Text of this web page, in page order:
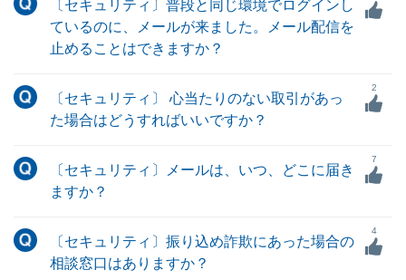
〔セキュリティ〕普段と同じ環境でログインし
ているのに、メールが来ました。メール配信を
止めることはできますか？
〔セキュリティ〕 心当たりのない取引があっ
た場合はどうすればいいですか？
2
〔セキュリティ〕メールは、いつ、どこに届き
ますか？
7
〔セキュリティ〕振り込め詐欺にあった場合の
相談窓口はありますか？
4